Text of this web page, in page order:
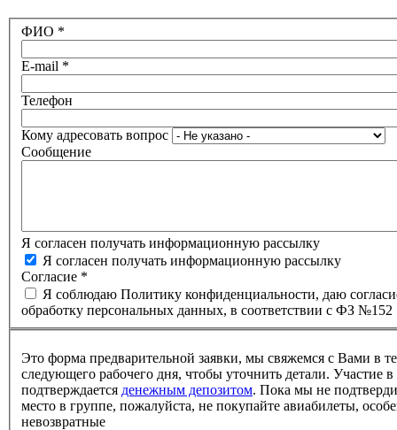
ФИО *
E-mail *
Телефон
Кому адресовать вопрос
Сообщение
Я согласен получать информационную рассылку
Я согласен получать информационную рассылку
Согласие *
Я соблюдаю Политику конфиденциальности, даю
обработку персональных данных, в соответствии с ФЗ №152
Это форма предварительной заявки, мы свяжемся с Вами в
следующего рабочего дня, чтобы уточнить детали. Участие в
подтверждается денежным депозитом. Пока мы не
место в группе, пожалуйста, не покупайте авиабилеты,
невозвратные